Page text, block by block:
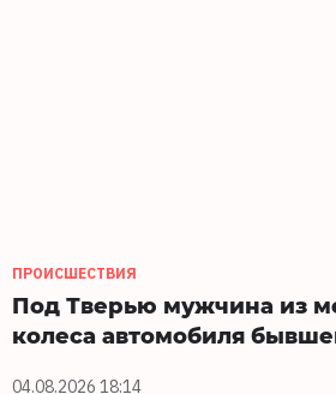
ПРОИСШЕСТВИЯ
Под Тверью мужчина из
колеса автомобиля
04.08.2026 18:14